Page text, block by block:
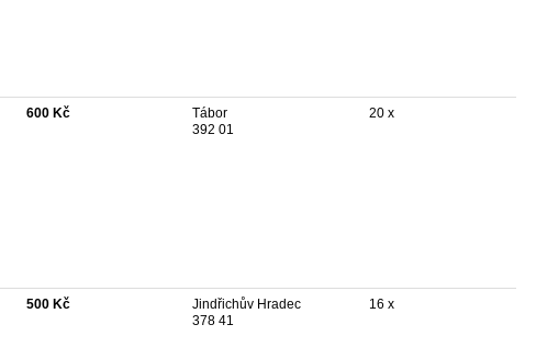
600 Kč
Tábor
392 01
20 x
500 Kč
Jindřichův Hradec
378 41
16 x